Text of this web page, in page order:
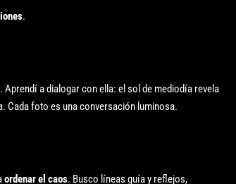
.
a dialogar con ella: el sol de mediodía revela
Cada foto es una conversación luminosa.
ordenar el caos. Busco líneas guía y reflejos,